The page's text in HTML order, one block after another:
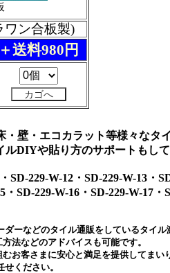
ダーなどのタイル通販をしているタイル
法などのアドバイスも可能です。
お客さまに安心と満足を提供してまい
ください。
SD-229-W-12・SD-229-W-13・
・SD-229-W-16・SD-229-W-17・
・壁・エコカラット等様々なタ
ルDIYや貼り方のサポートもし
ワン合板製)
＋送料980円